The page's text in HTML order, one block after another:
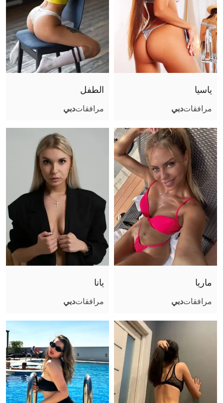
ياسيا
مرافقاتدبي
الطفل
مرافقاتدبي
ماريا
مرافقاتدبي
يانا
مرافقاتدبي